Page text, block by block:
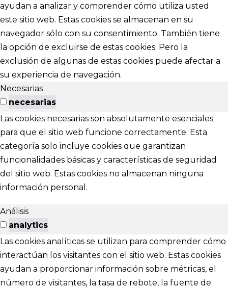
ayudan a analizar y comprender cómo utiliza usted
este sitio web. Estas cookies se almacenan en su
navegador sólo con su consentimiento. También tiene
la opción de excluirse de estas cookies. Pero la
exclusión de algunas de estas cookies puede afectar a
su experiencia de navegación.
Necesarias
necesarias
Las cookies necesarias son absolutamente esenciales
para que el sitio web funcione correctamente. Esta
categoría solo incluye cookies que garantizan
funcionalidades básicas y características de seguridad
del sitio web. Estas cookies no almacenan ninguna
información personal.
Análisis
analytics
Las cookies analíticas se utilizan para comprender cómo
interactúan los visitantes con el sitio web. Estas cookies
ayudan a proporcionar información sobre métricas, el
número de visitantes, la tasa de rebote, la fuente de